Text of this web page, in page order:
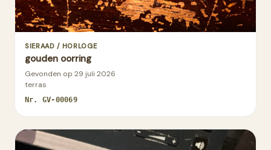
SIERAAD / HORLOGE
gouden oorring
Gevonden op 29 juli 2026
terras
Nr. GV-00069